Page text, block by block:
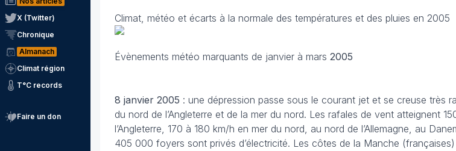
X (Twitter)
Chronique
Almanach
Climat région
T°C records
Faire un don
Climat, météo et écarts à la normale des températures et des pluies en 2005
Évènements météo marquants de janvier à mars 2005
8 janvier 2005 : une dépression passe sous le courant jet et se creuse très
du nord de l’Angleterre et de la mer du nord. Les rafales de vent atteignent
l’Angleterre, 170 à 180 km/h en mer du nord, au nord de l’Allemagne, au
405 000 foyers sont privés d’électricité. Les côtes de la Manche